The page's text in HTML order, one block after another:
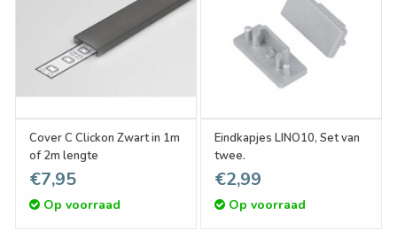
Cover C Clickon Zwart in 1m
of 2m lengte
€7,95
Op voorraad
Eindkapjes LINO10, Set van
twee.
€2,99
Op voorraad